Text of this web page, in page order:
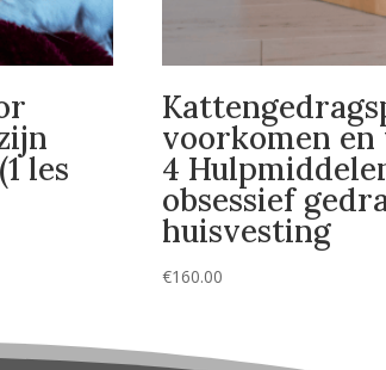
les
voorkomen
4
obsessief
huisvesting
€160.00